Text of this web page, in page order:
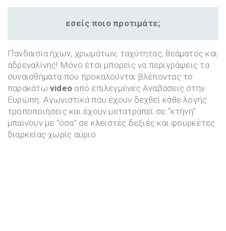
εσείς ποιο προτιμάτε;
Πανδαισία ήχων, χρωμάτων, ταχύτητας, θεάματος και
αδρεναλίνης! Μόνο έτσι μπορείς να περιγράψεις τα
συναισθήματα που προκαλούνται βλέποντας το
παρακάτωvideo από επιλεγμένες Αναβάσεις στην
Ευρώπη. Αγωνιστικά που έχουν δεχθεί κάθε λογής
τροποποιήσεις και έχουν μετατραπεί σε “κτήνη”
μπαίνουν με “όσα” σε κλειστές δεξιές και φουρκέτες
διαρκείας χωρίς αύριο.